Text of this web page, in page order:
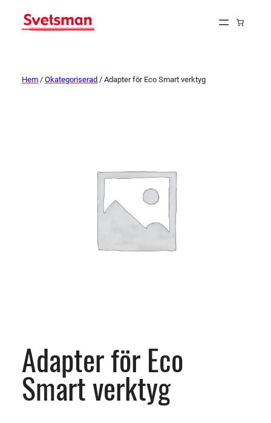
Hem / Okategoriserad / Adapter för Eco Smart verktyg
Adapter för Eco
Smart verktyg